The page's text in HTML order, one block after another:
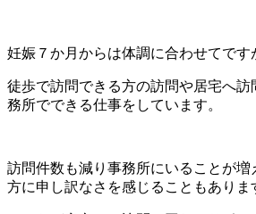
妊娠７か月からは体調に合わせてです
徒歩で訪問できる方の訪問や居宅へ
務所でできる仕事をしています。
訪問件数も減り事務所にいることが
方に申し訳なさを感じることもありま